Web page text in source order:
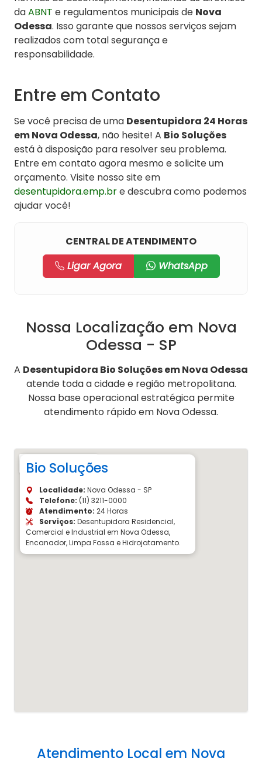
daABNT e regulamentos municipais de Nova
Odessa. Isso garante que nossos serviços sejam
realizados com total segurança e
responsabilidade.
Entre em Contato
Se você precisa de uma Desentupidora 24 Horas
em Nova Odessa, não hesite! A Bio Soluções
está à disposição para resolver seu problema.
Entre em contato agora mesmo e solicite um
orçamento. Visite nosso site em
desentupidora.emp.bre descubra como podemos
ajudar você!
CENTRAL DE ATENDIMENTO
Ligar Agora
WhatsApp
Nossa Localização em Nova
Odessa - SP
A Desentupidora Bio Soluções em Nova Odessa
atende toda a cidade e região metropolitana.
Nossa base operacional estratégica permite
atendimento rápido em Nova Odessa.
Bio Soluções
Localidade: Nova Odessa - SP
Telefone: (11) 3211-0000
Atendimento: 24 Horas
Serviços: Desentupidora Residencial,
Comercial e Industrial em Nova Odessa,
Encanador, Limpa Fossa e Hidrojatamento.
Atendimento Local em Nova